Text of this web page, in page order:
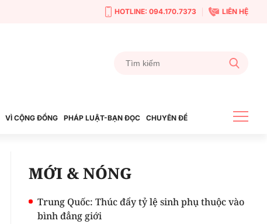
HOTLINE: 094.170.7373 LIÊN HỆ
VÌ CỘNG ĐỒNG PHÁP LUẬT-BẠN ĐỌC CHUYÊN ĐỀ
MỚI & NÓNG
Trung Quốc: Thúc đẩy tỷ lệ sinh phụ thuộc vào
bình đẳng giới